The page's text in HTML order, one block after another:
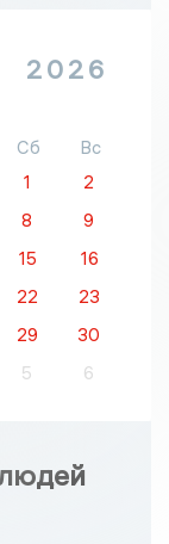
2026
Сб
Вс
1
2
8
9
15
16
22
23
29
30
5 6